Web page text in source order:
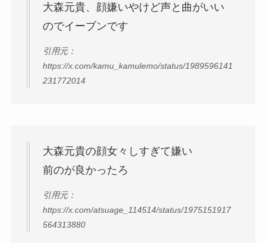
大森元貴、顔嫌いやけど声と曲がいい
のでイーブンです
引用元：
https://x.com/kamu_kamulemo/status/1989596141
231772014
大森元貴の顔女々しすぎて嫌い
前のが良かったろ
引用元：
https://x.com/atsuage_114514/status/1975151917
564313880